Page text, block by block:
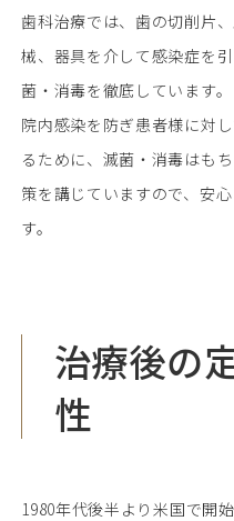
歯科治療では、歯の切削片
械、器具を介して感染症を
菌・消毒を徹底しています。
院内感染を防ぎ患者様に対
るために、滅菌・消毒はも
策を講じていますので、安
す。
治療後の
性
1980年代後半より米国で開